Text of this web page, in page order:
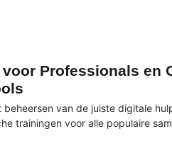
Professionals en
van de juiste digitale
trainingen voor alle populaire